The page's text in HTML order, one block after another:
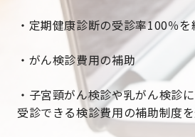
・定期健康診断の受診率100％を
・がん検診費用の補助
・子宮頸がん検診や乳がん検診
受診できる検診費用の補助制度